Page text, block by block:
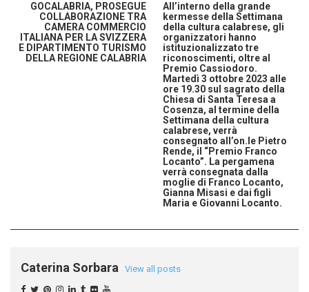
GOCALABRIA, PROSEGUE
COLLABORAZIONE TRA
CAMERA COMMERCIO
ITALIANA PER LA SVIZZERA
E DIPARTIMENTO TURISMO
DELLA REGIONE CALABRIA
All’interno della grande
kermesse della Settimana
della cultura calabrese, gli
organizzatori hanno
istituzionalizzato tre
riconoscimenti, oltre al
Premio Cassiodoro.
Martedì 3 ottobre 2023 alle
ore 19.30 sul sagrato della
Chiesa di Santa Teresa a
Cosenza, al termine della
Settimana della cultura
calabrese, verrà
consegnato all’on.le Pietro
Rende, il “Premio Franco
Locanto”. La pergamena
verrà consegnata dalla
moglie di Franco Locanto,
Gianna Misasi e dai figli
Maria e Giovanni Locanto.
Caterina Sorbara View all posts